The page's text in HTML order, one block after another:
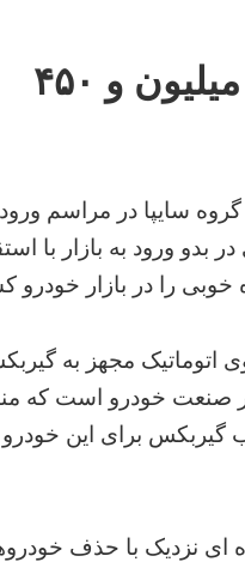
عرضه ساینا اتوماتیک با ۳۸ میلیون و ۴۵۰
سایپا در مراسم ورود
بدو ورود به بازار با
را در بازار
صنعت خودرو است که
گیربکس برای این خودرو
ای نزدیک با حذف